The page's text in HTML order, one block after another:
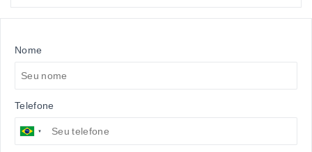
Nome
Telefone